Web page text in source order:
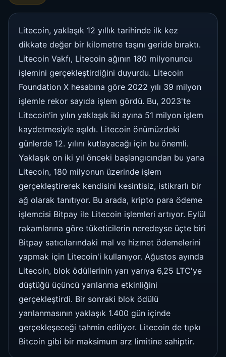
Litecoin, yaklaşık 12 yıllık tarihinde ilk kez
dikkate değer bir kilometre taşını geride bıraktı.
Litecoin Vakfı, Litecoin ağının 180 milyonuncu
işlemini gerçekleştirdiğini duyurdu. Litecoin
Foundation X hesabına göre 2022 yılı 39 milyon
işlemle rekor sayıda işlem gördü. Bu, 2023'te
Litecoin'in yılın yaklaşık iki ayına 51 milyon işlem
kaydetmesiyle aşıldı. Litecoin önümüzdeki
günlerde 12. yılını kutlayacağı için bu önemli.
Yaklaşık on iki yıl önceki başlangıcından bu yana
Litecoin, 180 milyonun üzerinde işlem
gerçekleştirerek kendisini kesintisiz, istikrarlı bir
ağ olarak tanıtıyor. Bu arada, kripto para ödeme
işlemcisi Bitpay ile Litecoin işlemleri artıyor. Eylül
rakamlarına göre tüketicilerin neredeyse üçte biri
Bitpay satıcılarındaki mal ve hizmet ödemelerini
yapmak için Litecoin'i kullanıyor. Ağustos ayında
Litecoin, blok ödüllerinin yarı yarıya 6,25 LTC'ye
düştüğü üçüncü yarılanma etkinliğini
gerçekleştirdi. Bir sonraki blok ödülü
yarılanmasının yaklaşık 1.400 gün içinde
gerçekleşeceği tahmin ediliyor. Litecoin de tıpkı
Bitcoin gibi bir maksimum arz limitine sahiptir.